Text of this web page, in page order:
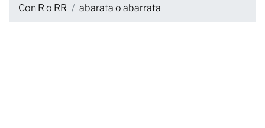
Con R o RR abarata o abarrata